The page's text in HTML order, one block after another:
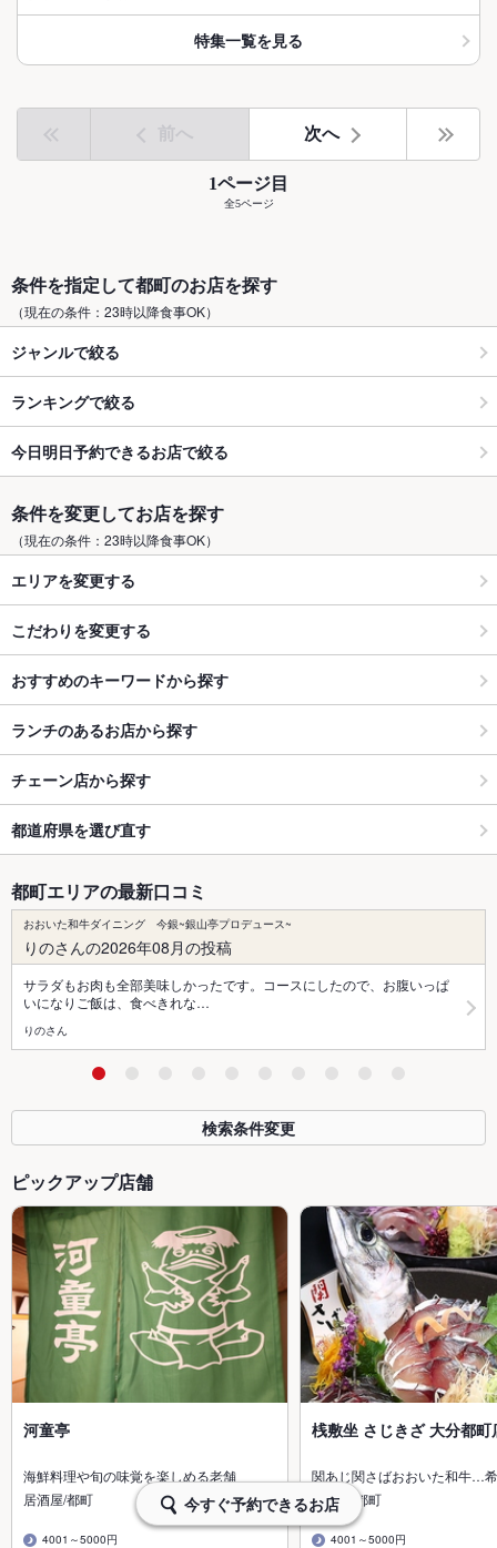
特集一覧を見る
前へ 次へ
1ページ目
全5ページ
条件を指定して都町のお店を探す
（現在の条件：23時以降食事OK）
ジャンルで絞る
ランキングで絞る
今日明日予約できるお店で絞る
条件を変更してお店を探す
（現在の条件：23時以降食事OK）
エリアを変更する
こだわりを変更する
おすすめのキーワードから探す
ランチのあるお店から探す
チェーン店から探す
都道府県を選び直す
都町エリアの最新口コミ
おおいた和牛ダイニング 今銀~銀山亭プロデュース~
りのさんの2026年08月の投稿
サラダもお肉も全部美味しかったです。コースにしたので、お腹いっぱ
いになりご飯は、食べきれな…
りのさん
検索条件変更
ピックアップ店舗
河童亭
海鮮料理や旬の味覚を楽しめる老舗
居酒屋/都町
4001～5000円
桟敷坐 さじきざ 大分都町
関あじ関さばおおいた和牛…
居酒屋/都町
4001～5000円
今すぐ予約できるお店